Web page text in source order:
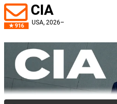
916
CIA
USA, 2026–